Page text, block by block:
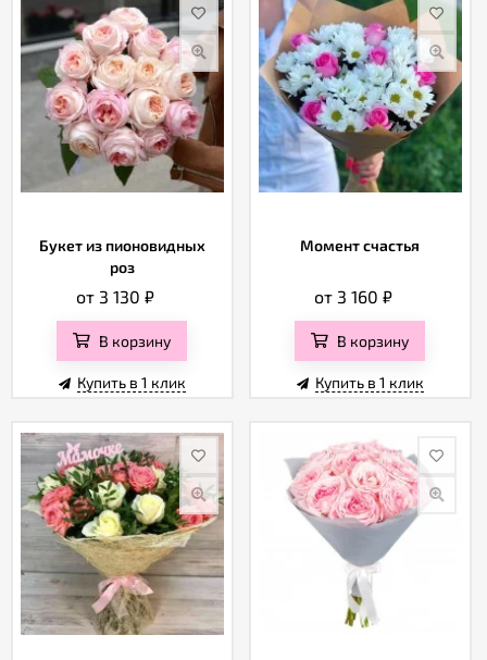
Букет из пионовидных
роз
от 3 130₽
В корзину
Купить в 1 клик
Момент счастья
от 3 160₽
В корзину
Купить в 1 клик